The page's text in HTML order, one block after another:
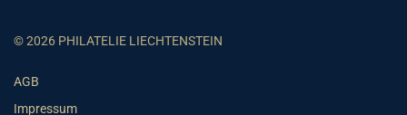
© 2026 PHILATELIE LIECHTENSTEIN
AGB
Impressum